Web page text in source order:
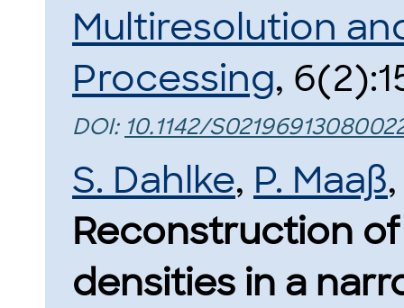
Multiresolution
Processing,
DOI: 10.1142/
S. Dahlke, P. Maaß
Reconstruction
densities in a